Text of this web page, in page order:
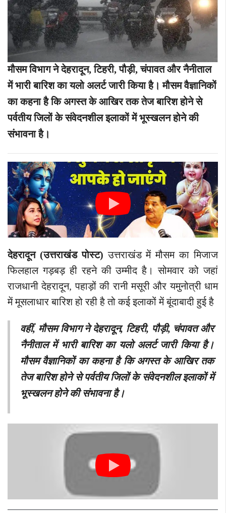
मौसम विभाग ने देहरादून, टिहरी, पौड़ी, चंपावत और नैनीताल
में भारी बारिश का यलो अलर्ट जारी किया है। मौसम वैज्ञानिकों
का कहना है कि अगस्त के आखिर तक तेज बारिश होने से
पर्वतीय जिलों के संवेदनशील इलाकों में भूस्खलन होने की
संभावना है।
देहरादून (उत्तराखंड पोस्ट) उत्तराखंड में मौसम का मिजाज
फिलहाल गड़बड़ ही रहने की उम्मीद है। सोमवार को जहां
राजधानी देहरादून, पहाड़ों की रानी मसूरी और यमुनोत्री धाम
में मूसलाधार बारिश हो रही है तो कई इलाकों में बूंदाबादी हुई है
वहीं, मौसम विभाग ने देहरादून, टिहरी, पौड़ी, चंपावत और
नैनीताल में भारी बारिश का यलो अलर्ट जारी किया है।
मौसम वैज्ञानिकों का कहना है कि अगस्त के आखिर तक
तेज बारिश होने से पर्वतीय जिलों के संवेदनशील इलाकों में
भूस्खलन होने की संभावना है।